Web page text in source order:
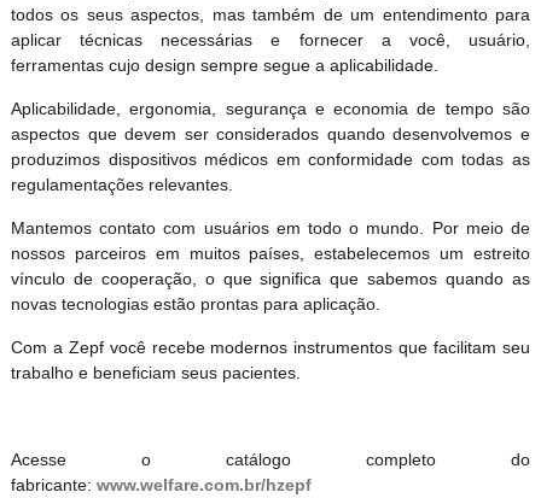
todos os seus aspectos, mas também de um entendimento para
aplicar técnicas necessárias e fornecer a você, usuário,
ferramentas cujo design sempre segue a aplicabilidade.
Aplicabilidade, ergonomia, segurança e economia de tempo são
aspectos que devem ser considerados quando desenvolvemos e
produzimos dispositivos médicos em conformidade com todas as
regulamentações relevantes.
Mantemos contato com usuários em todo o mundo. Por meio de
nossos parceiros em muitos países, estabelecemos um estreito
vínculo de cooperação, o que significa que sabemos quando as
novas tecnologias estão prontas para aplicação.
Com a Zepf você recebe modernos instrumentos que facilitam seu
trabalho e beneficiam seus pacientes.
Acesse o catálogo completo do
fabricante: www.welfare.com.br/hzepf